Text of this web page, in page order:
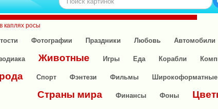
каплях росы
Фотографии Праздники Любовь Автомобили
Животные Игры Еда Корабли
Спорт Фэнтези Фильмы Широкоформатные
Страны мира Финансы Фоны